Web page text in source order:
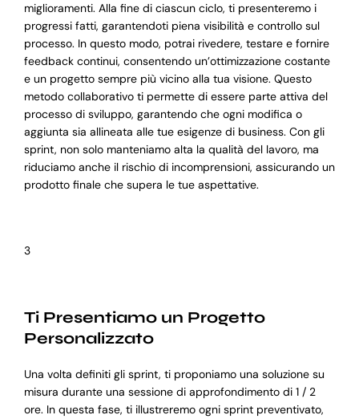
miglioramenti. Alla fine di ciascun ciclo, ti presenteremo i
progressi fatti, garantendoti piena visibilità e controllo sul
processo. In questo modo, potrai rivedere, testare e fornire
feedback continui, consentendo un’ottimizzazione costante
e un progetto sempre più vicino alla tua visione. Questo
metodo collaborativo ti permette di essere parte attiva del
processo di sviluppo, garantendo che ogni modifica o
aggiunta sia allineata alle tue esigenze di business. Con gli
sprint, non solo manteniamo alta la qualità del lavoro, ma
riduciamo anche il rischio di incomprensioni, assicurando un
prodotto finale che supera le tue aspettative.
3
Ti Presentiamo un Progetto
Personalizzato
Una volta definiti gli sprint, ti proponiamo una soluzione su
misura durante una sessione di approfondimento di 1 / 2
ore. In questa fase, ti illustreremo ogni sprint preventivato,